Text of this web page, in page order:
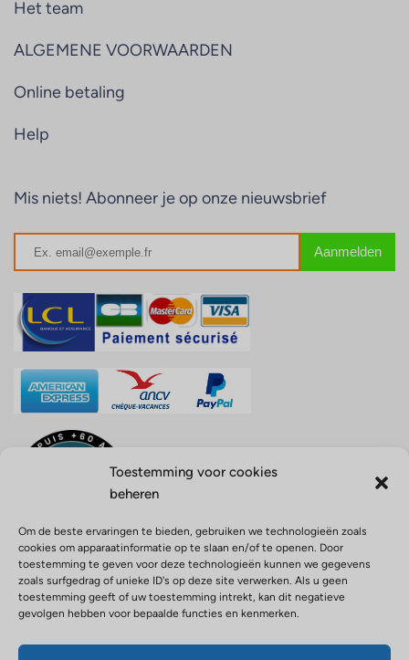
Toestemming voor cookies
beheren
Om de beste ervaringen te bieden, gebruiken we technologieën zoals
cookies om apparaatinformatie op te slaan en/of te openen. Door
toestemming te geven voor deze technologieën kunnen we gegevens
zoals surfgedrag of unieke ID's op deze site verwerken. Als u geen
toestemming geeft of uw toestemming intrekt, kan dit negatieve
gevolgen hebben voor bepaalde functies en kenmerken.
Het team
ALGEMENE VOORWAARDEN
Online betaling
Help
Mis niets! Abonneer je op onze nieuwsbrief
Opérateur de voyage ATOUT FRANCE n° IM971100004 –